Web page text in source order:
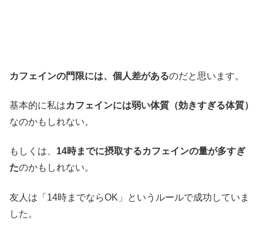
カフェインの門限には、個人差があるのだと思います。
基本的に私はカフェインには弱い体質（効きすぎる体質）
なのかもしれない。
もしくは、 14時までに摂取するカフェインの量が多すぎ
たのかもしれない。
友人は「14時までならOK」というルールで成功していま
した。